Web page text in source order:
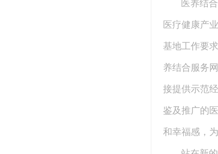
医养结
医疗健康产
基地工作要
养结合服务
接提供示范
鉴及推广的
和幸福感，